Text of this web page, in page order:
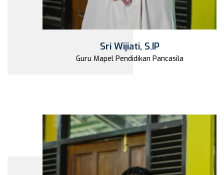
Sri Wijiati, S.IP
Guru Mapel Pendidikan Pancasila